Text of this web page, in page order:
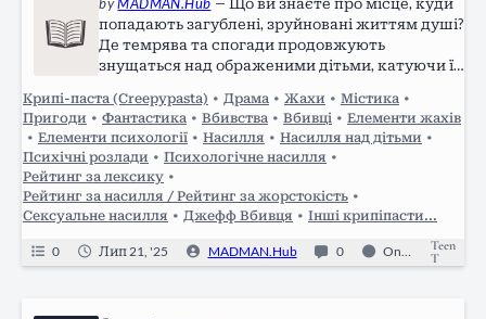
byMADMAN.Hub — Що ви знаєте про місце, куди
попадають загублені, зруйновані життям душі?
Де темрява та спогади продовжують
знущаться над ображеними дітьми, катуючи їх
родичами? Цікаво… Чи зможе хтось впоратися
зі своїми демонами, навіки зачинивши двері у
своє минуле? Джефф-вбивця – підліток, що
самотужки вбив свою родину.. чи може, не
всю? Він намагається повернутися до звичного
йому світу та допомогти іншим, але натомість
спокій. Що ж, побажаємо йому вдачі, бо це
єдине, що можна зробити в цій ситуації.
Крипі-паста (Creepypasta) • Драма • Жахи • Містика •
Пригоди • Фантастика • Вбивства • Вбивці • Елементи жахів
• Елементи психології • Насилля • Насилля над дітьми •
Психічні розлади • Психологічне насилля •
Рейтинг за лексику •
Рейтинг за насилля / Рейтинг за жорстокість •
Сексуальне насилля • Джефф Вбивця • Інші крипіпасти...
0 Лип 21, '25 MADMAN.Hub 0 Ongoing
Teen
T